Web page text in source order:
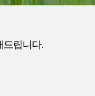
드립니다.